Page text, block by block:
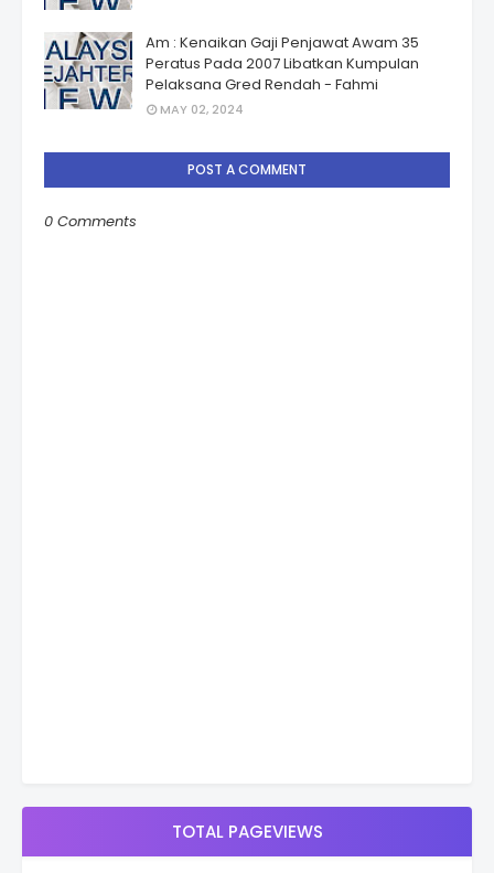
Am : Kenaikan Gaji Penjawat Awam 35
Peratus Pada 2007 Libatkan Kumpulan
Pelaksana Gred Rendah - Fahmi
MAY 02, 2024
POST A COMMENT
0 Comments
TOTAL PAGEVIEWS